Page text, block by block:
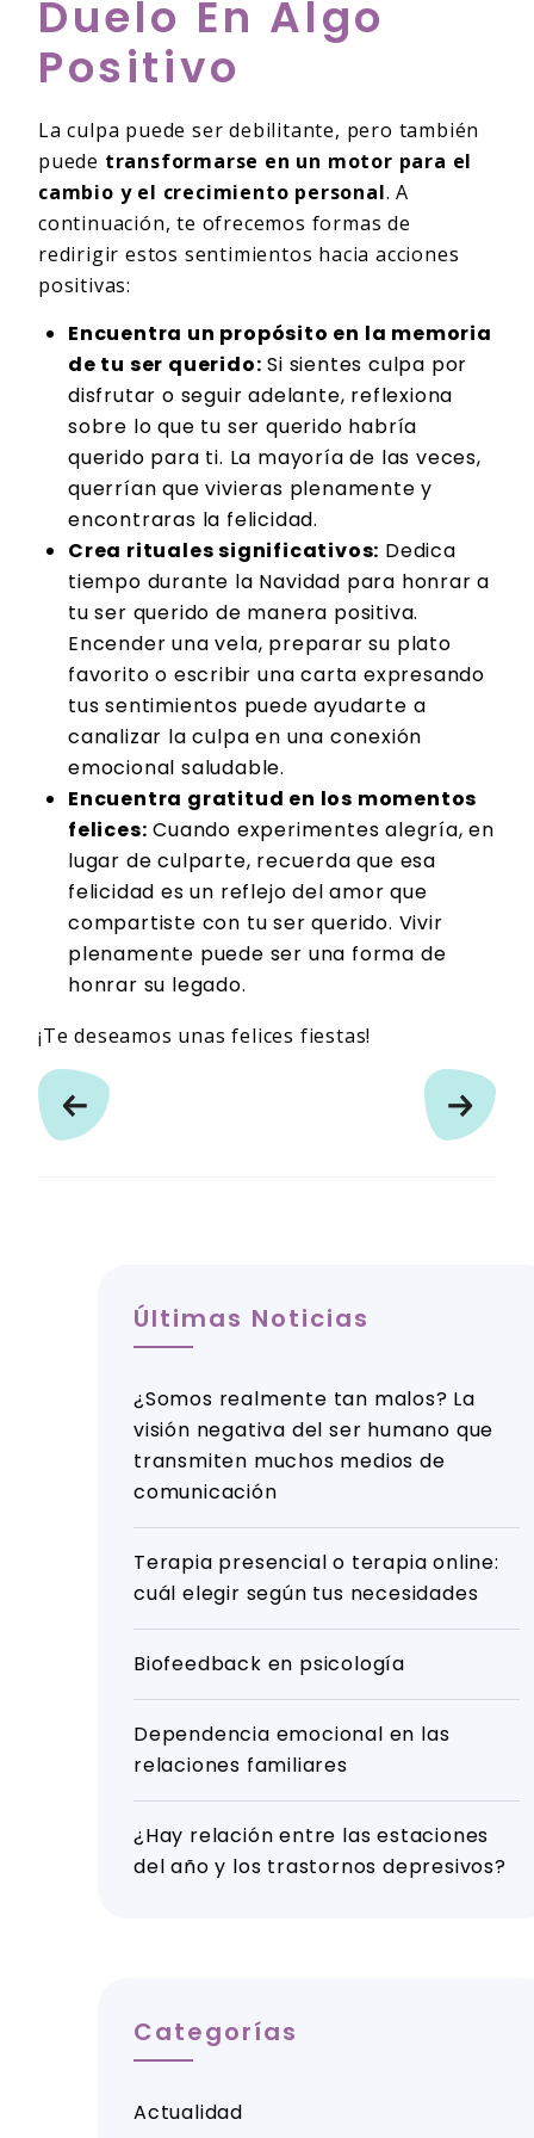
Duelo En Algo
Positivo
La culpa puede ser debilitante, pero también
puede transformarse en un motor para el
cambio y el crecimiento personal. A
continuación, te ofrecemos formas de
redirigir estos sentimientos hacia acciones
positivas:
Encuentra un propósito en la memoria
de tu ser querido: Si sientes culpa por
disfrutar o seguir adelante, reflexiona
sobre lo que tu ser querido habría
querido para ti. La mayoría de las veces,
querrían que vivieras plenamente y
encontraras la felicidad.
Crea rituales significativos: Dedica
tiempo durante la Navidad para honrar a
tu ser querido de manera positiva.
Encender una vela, preparar su plato
favorito o escribir una carta expresando
tus sentimientos puede ayudarte a
canalizar la culpa en una conexión
emocional saludable.
Encuentra gratitud en los momentos
felices: Cuando experimentes alegría, en
lugar de culparte, recuerda que esa
felicidad es un reflejo del amor que
compartiste con tu ser querido. Vivir
plenamente puede ser una forma de
honrar su legado.
¡Te deseamos unas felices fiestas!
Últimas Noticias
¿Somos realmente tan malos? La
visión negativa del ser humano que
transmiten muchos medios de
comunicación
Terapia presencial o terapia online:
cuál elegir según tus necesidades
Biofeedback en psicología
Dependencia emocional en las
relaciones familiares
¿Hay relación entre las estaciones
del año y los trastornos depresivos?
Categorías
Actualidad